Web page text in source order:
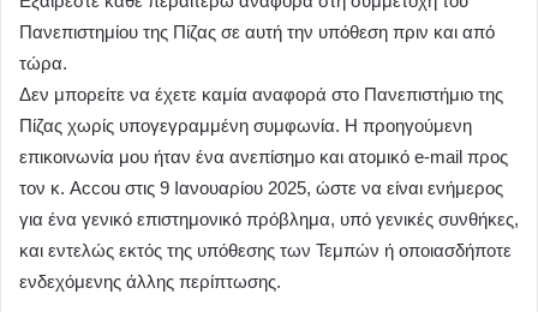
Πανεπιστημίου της Πίζας σε αυτή την υπόθεση πριν και από
τώρα.
Δεν μπορείτε να έχετε καμία αναφορά στο Πανεπιστήμιο της
Πίζας χωρίς υπογεγραμμένη συμφωνία. Η προηγούμενη
επικοινωνία μου ήταν ένα ανεπίσημο και ατομικό e-mail προς
τον κ. Accou στις 9 Ιανουαρίου 2025, ώστε να είναι ενήμερος
για ένα γενικό επιστημονικό πρόβλημα, υπό γενικές συνθήκες,
και εντελώς εκτός της υπόθεσης των Τεμπών ή οποιασδήποτε
ενδεχόμενης άλλης περίπτωσης.